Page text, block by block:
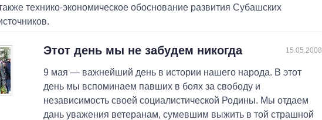
технико-экономическое обоснование развития Субашских
Этот день мы не забудем никогда 15.05.2008
9 мая — важнейший день в истории нашего народа. В этот
день мы вспоминаем павших в боях за свободу и
независимость своей социалистической Родины. Мы отдаем
дань уважения ветеранам, сумевшим выжить в той страшной